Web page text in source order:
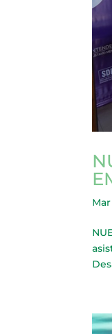
Mar